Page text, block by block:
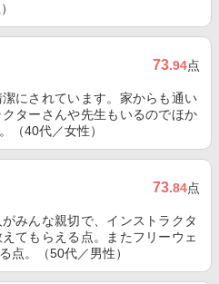
73.94点
にされています。家からも通い
ターさんや先生もいるのでほか
（40代／女性）
73.84点
みんな親切で、インストラクタ
てもらえる点。またフリーウェ
点。（50代／男性）